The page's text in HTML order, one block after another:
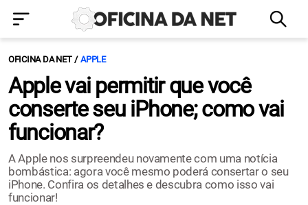
OFICINA DA NET APPLE
Apple vai permitir que você
conserte seu iPhone; como vai
funcionar?
A Apple nos surpreendeu novamente com uma notícia
bombástica: agora você mesmo poderá consertar o seu
iPhone. Confira os detalhes e descubra como isso vai
funcionar!